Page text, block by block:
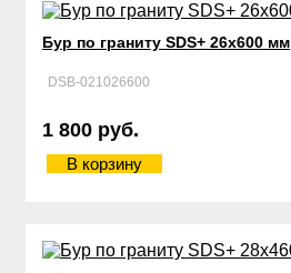
Бур по граниту SDS+ 26х600 мм
DSB-021026600
1 800 руб.
В корзину